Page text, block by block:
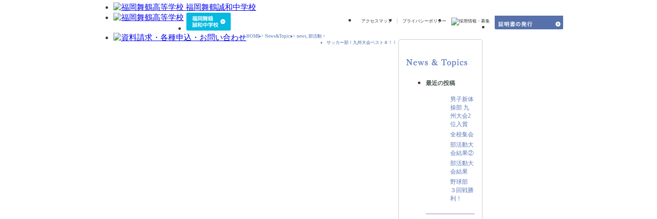
アクセスマップ プライバシーポリシー
HOME> News&Topics> news, 部活動 >
サッカー部！九州大会ベスト８！！
最近の投稿
男子新体
操部 九
州大会2
位入賞
全校集会
部活動大
会結果②
部活動大
会結果
野球部
３回戦勝
利！